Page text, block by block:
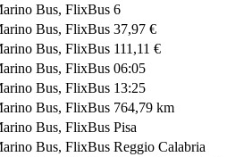
Bus, FlixBus 6
Bus, FlixBus 37,97 €
Bus, FlixBus 111,11 €
Bus, FlixBus 06:05
Bus, FlixBus 13:25
Bus, FlixBus 764,79 km
Bus, FlixBus Pisa
Bus, FlixBus Reggio Calabria